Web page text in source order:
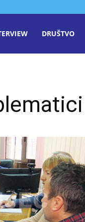
DRUŠTVO